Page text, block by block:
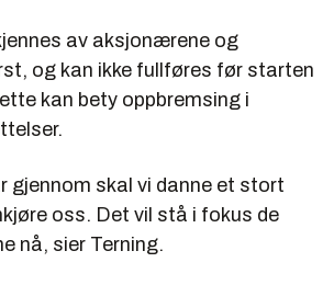
av aksjonærene og
og kan ikke fullføres før starten
kan bety oppbremsing i
gjennom skal vi danne et stort
oss. Det vil stå i fokus de
nå, sier Terning.